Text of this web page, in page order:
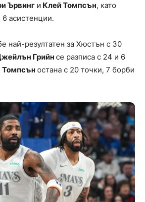
Ървинг и Клей Томпсън, като
6 асистенции.
най-резултатен за Хюстън с 30
Грийн се разписа с 24 и 6
остана с 20 точки, 7 борби